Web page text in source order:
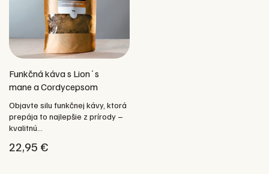
Funkčná káva s Lion´s
mane a Cordycepsom
Objavte silu funkčnej kávy, ktorá
prepája to najlepšie z prírody –
kvalitnú...
22,95 €